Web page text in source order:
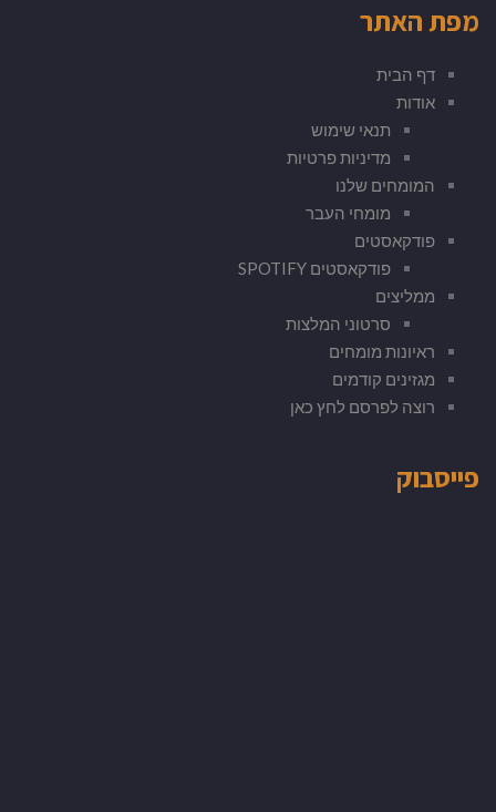
מפת האתר
דף הבית
אודות
תנאי שימוש
מדיניות פרטיות
המומחים שלנו
מומחי העבר
פודקאסטים
פודקאסטים SPOTIFY
ממליצים
סרטוני המלצות
ראיונות מומחים
מגזינים קודמים
רוצה לפרסם לחץ כאן
פייסבוק